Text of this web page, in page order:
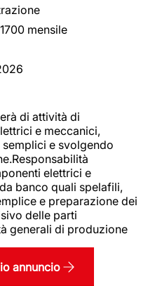
mensile
di attività di
e meccanici,
e svolgendo
elettrici e
banco quali spelafili,
e preparazione dei
delle parti
generali di produzione
annuncio